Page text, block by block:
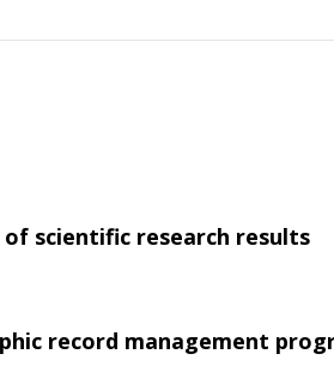
scientific research results
record management